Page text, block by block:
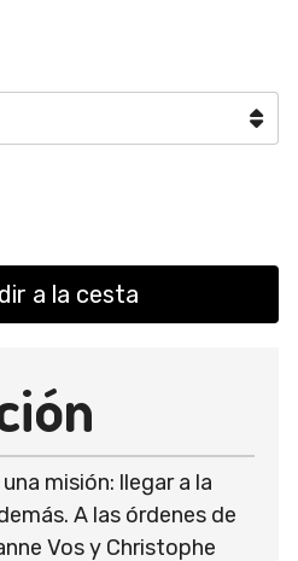
a la cesta
misión: llegar a la
A las órdenes de
Vos y Christophe